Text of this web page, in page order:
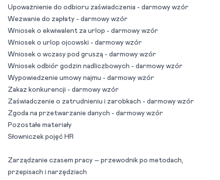
Upoważnienie do odbioru zaświadczenia - darmowy wzór
Wezwanie do zapłaty - darmowy wzór
Wniosek o ekwiwalent za urlop - darmowy wzór
Wniosek o urlop ojcowski - darmowy wzór
Wniosek o wczasy pod gruszą - darmowy wzór
Wniosek odbiór godzin nadliczbowych - darmowy wzór
Wypowiedzenie umowy najmu - darmowy wzór
Zakaz konkurencji - darmowy wzór
Zaświadczenie o zatrudnieniu i zarobkach - darmowy wzór
Zgoda na przetwarzanie danych - darmowy wzór
Pozostałe materiały
Słowniczek pojęć HR
Zarządzanie czasem pracy – przewodnik po metodach,
przepisach i narzędziach